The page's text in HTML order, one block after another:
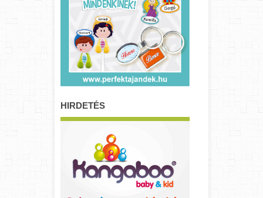
HIRDETÉS